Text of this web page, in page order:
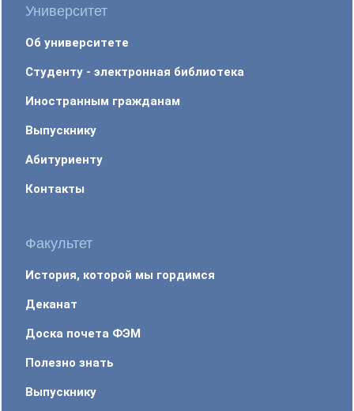
Университет
Об университете
Студенту - электронная библиотека
Иностранным гражданам
Выпускнику
Абитуриенту
Контакты
Факультет
История, которой мы гордимся
Деканат
Доска почета ФЭМ
Полезно знать
Выпускнику